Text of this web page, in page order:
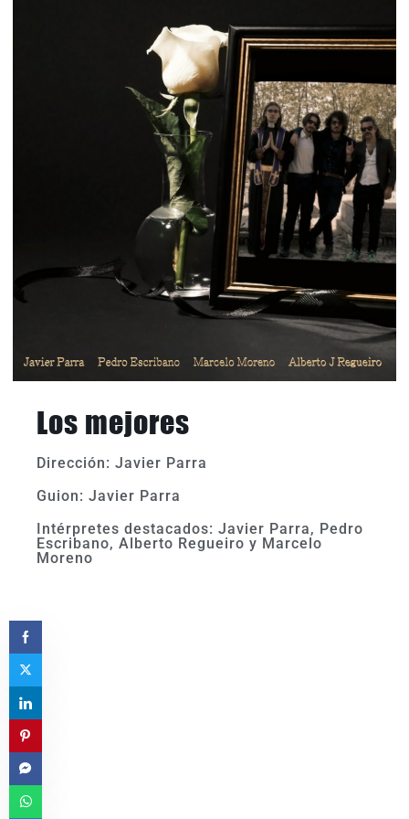
Los mejores
Dirección: Javier Parra
Guion: Javier Parra
Intérpretes destacados: Javier Parra, Pedro
Escribano, Alberto Regueiro y Marcelo
Moreno